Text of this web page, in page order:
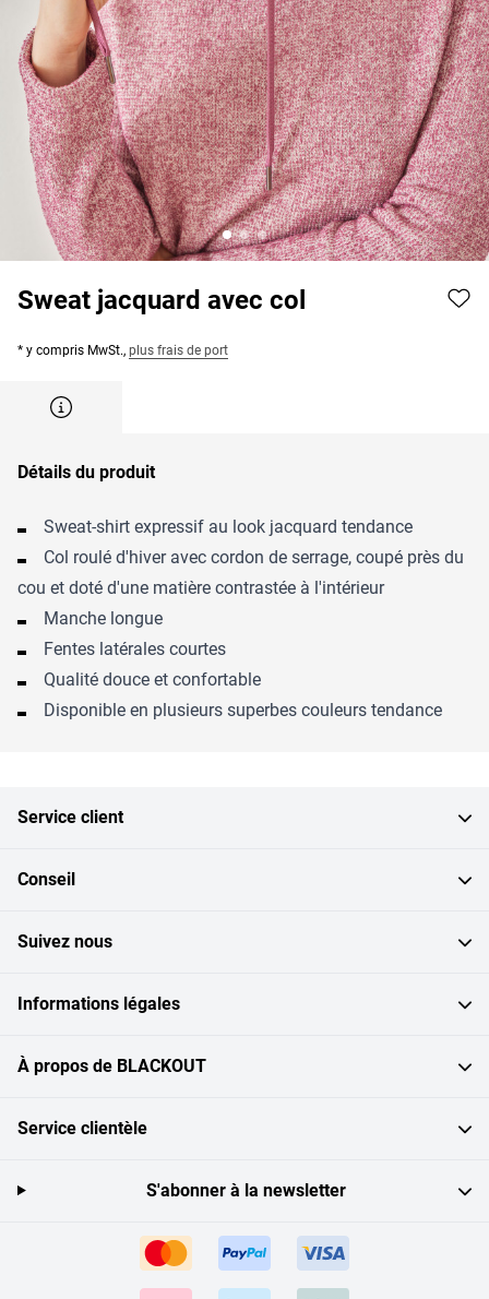
Sweat jacquard avec col
* y compris MwSt., plus frais de port
Détails du produit
Sweat-shirt expressif au look jacquard tendance
Col roulé d'hiver avec cordon de serrage, coupé près du
cou et doté d'une matière contrastée à l'intérieur
Manche longue
Fentes latérales courtes
Qualité douce et confortable
Disponible en plusieurs superbes couleurs tendance
Service client
Conseil
Suivez nous
Informations légales
À propos de BLACKOUT
Service clientèle
S'abonner à la newsletter